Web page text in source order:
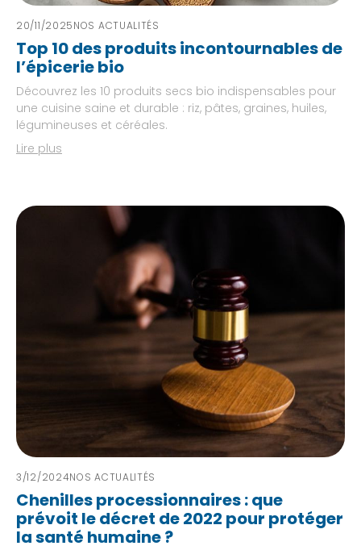
20/11/2025NOS ACTUALITÉS
Top 10 des produits incontournables de
l’épicerie bio
Découvrez les 10 produits secs bio indispensables pour
une cuisine saine et durable : riz, pâtes, graines, huiles,
légumineuses et céréales.
Lire plus
3/12/2024NOS ACTUALITÉS
Chenilles processionnaires : que
prévoit le décret de 2022 pour protéger
la santé humaine ?